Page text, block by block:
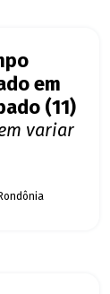
em
(11)
variar